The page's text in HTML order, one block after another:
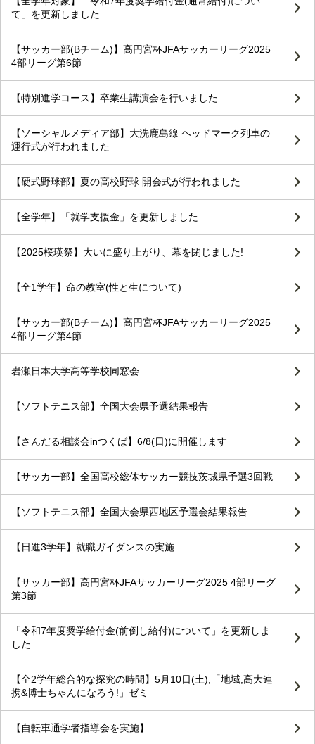
て」を更新しました
【サッカー部(Bチーム)】高円宮杯JFAサッカーリーグ2025
4部リーグ第6節
【特別進学コース】卒業生講演会を行いました
【ソーシャルメディア部】大洗鹿島線 ヘッドマーク列車の
運行式が行われました
【硬式野球部】夏の高校野球 開会式が行われました
【全学年】「就学支援金」を更新しました
【2025桜瑛祭】大いに盛り上がり、幕を閉じました!
【全1学年】命の教室(性と生について)
【サッカー部(Bチーム)】高円宮杯JFAサッカーリーグ2025
4部リーグ第4節
岩瀬日本大学高等学校同窓会
【ソフトテニス部】全国大会県予選結果報告
【さんだる相談会inつくば】6/8(日)に開催します
【サッカー部】全国高校総体サッカー競技茨城県予選3回戦
【ソフトテニス部】全国大会県西地区予選会結果報告
【日進3学年】就職ガイダンスの実施
【サッカー部】高円宮杯JFAサッカーリーグ2025 4部リーグ
第3節
「令和7年度奨学給付金(前倒し給付)について」を更新しま
した
【全2学年総合的な探究の時間】5月10日(土),「地域,高大連
携&博士ちゃんになろう!」ゼミ
【自転車通学者指導会を実施】